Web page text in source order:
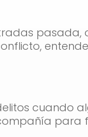
cuando
para